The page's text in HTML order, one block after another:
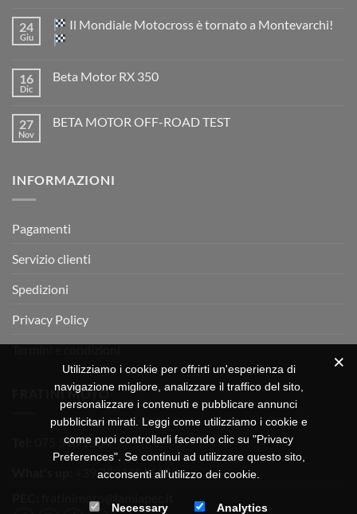
su
TM
EN
2026:
è
arrivata
24
Giu
Il Mondiale Motocross è tornato a Montevarchi!
su
Motocross
è
16
Dic
Beta Motor RX 350
Beta
27
Nov
BETA MOTOR OFF-ROAD TEST
MOTOR
INFORMAZIONI
Pagamenti
Servizio clienti
Spedizioni
Privacy Policy
Termini e condizioni
FRATINI MOTO
075 518 1504
+39 3334656649
Utilizziamo i cookie per offrirti un'esperienza di
navigazione migliore, analizzare il traffico del sito,
personalizzare i contenuti e pubblicare annunci
pubblicitari mirati. Leggi come utilizziamo i cookie e
come puoi controllarli facendo clic su "Privacy
Preferences". Se continui ad utilizzare questo sito,
acconsenti all'utilizzo dei cookie.
Necessary Analytics